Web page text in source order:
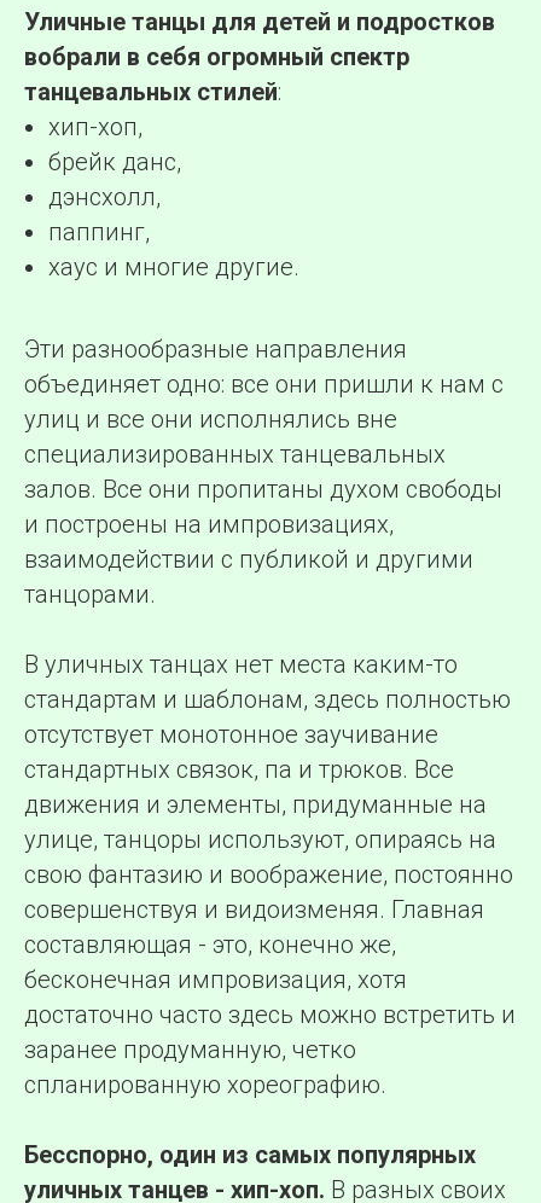
Уличные танцы для детей и подростков
вобрали в себя огромный спектр
танцевальных стилей:
хип-хоп,
брейк данс,
дэнсхолл,
паппинг,
хаус и многие другие.
Эти разнообразные направления
объединяет одно: все они пришли к нам с
улиц и все они исполнялись вне
специализированных танцевальных
залов. Все они пропитаны духом свободы
и построены на импровизациях,
взаимодействии с публикой и другими
танцорами.
В уличных танцах нет места каким-то
стандартам и шаблонам, здесь полностью
отсутствует монотонное заучивание
стандартных связок, па и трюков. Все
движения и элементы, придуманные на
улице, танцоры используют, опираясь на
свою фантазию и воображение, постоянно
совершенствуя и видоизменяя. Главная
составляющая - это, конечно же,
бесконечная импровизация, хотя
достаточно часто здесь можно встретить и
заранее продуманную, четко
спланированную хореографию.
Бесспорно, один из самых популярных
уличных танцев - хип-хоп. В разных своих